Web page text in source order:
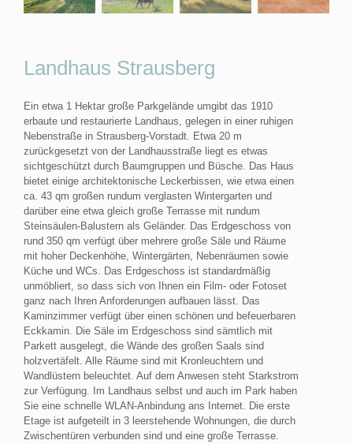
Landhaus Strausberg
Ein etwa 1 Hektar große Parkgelände umgibt das 1910
erbaute und restaurierte Landhaus, gelegen in einer ruhigen
Nebenstraße in Strausberg-Vorstadt. Etwa 20 m
zurückgesetzt von der Landhausstraße liegt es etwas
sichtgeschützt durch Baumgruppen und Büsche. Das Haus
bietet einige architektonische Leckerbissen, wie etwa einen
ca. 43 qm großen rundum verglasten Wintergarten und
darüber eine etwa gleich große Terrasse mit rundum
Steinsäulen-Balustern als Geländer. Das Erdgeschoss von
rund 350 qm verfügt über mehrere große Säle und Räume
mit hoher Deckenhöhe, Wintergärten, Nebenräumen sowie
Küche und WCs. Das Erdgeschoss ist standardmäßig
unmöbliert, so dass sich von Ihnen ein Film- oder Fotoset
ganz nach Ihren Anforderungen aufbauen lässt. Das
Kaminzimmer verfügt über einen schönen und befeuerbaren
Eckkamin. Die Säle im Erdgeschoss sind sämtlich mit
Parkett ausgelegt, die Wände des großen Saals sind
holzvertäfelt. Alle Räume sind mit Kronleuchtern und
Wandlüstern beleuchtet. Auf dem Anwesen steht Starkstrom
zur Verfügung. Im Landhaus selbst und auch im Park haben
Sie eine schnelle WLAN-Anbindung ans Internet. Die erste
Etage ist aufgeteilt in 3 leerstehende Wohnungen, die durch
Zwischentüren verbunden sind und eine große Terrasse.